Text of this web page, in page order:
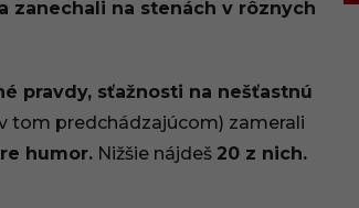
zanechali na stenách v rôznych
pravdy, sťažnosti na nešťastnú
tom predchádzajúcom) zamerali
humor. Nižšie nájdeš 20 z nich.